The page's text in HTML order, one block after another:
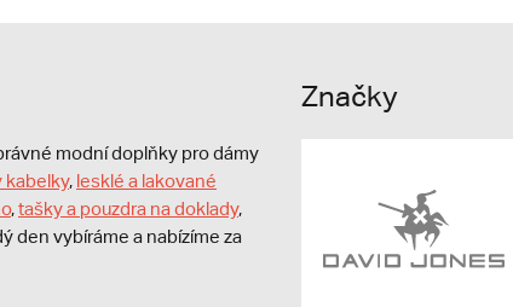
modní doplňky pro dámy
kabelky, lesklé a lakované
,tašky a pouzdra na doklady,
den vybíráme a nabízíme za
Značky